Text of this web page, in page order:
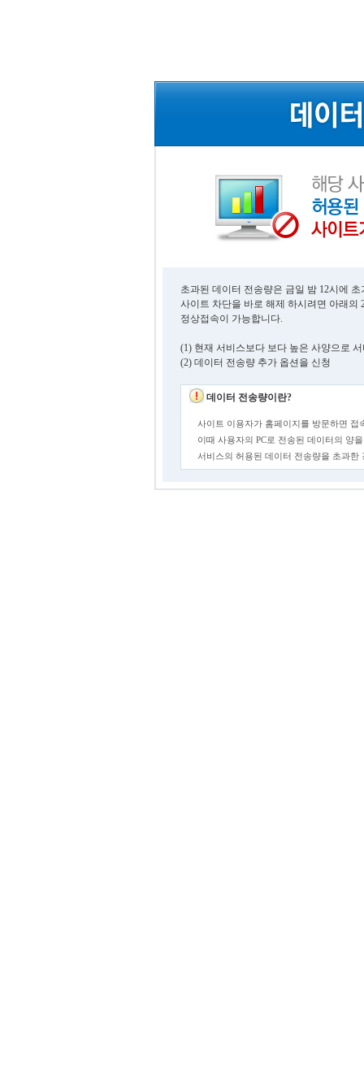
초과된 데이터 전송량은 금일 밤 12시에
사이트 차단을 바로 해제 하시려면 아래의
정상접속이 가능합니다.
(1) 현재 서비스보다 보다 높은 사양으로
(2) 데이터 전송량 추가 옵션을 신청
데이터 전송량이란?
사이트 이용자가 홈페이지를 방문하면 접
이때 사용자의 PC로 전송된 데이터의 양
서비스의 허용된 데이터 전송량을 초과